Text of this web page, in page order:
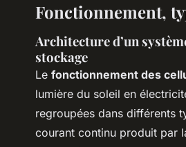
Fonctionnement,
Architecture d’un
stockage
Le fonctionnement des
lumière du soleil en
regroupées dans différents
courant continu produit par